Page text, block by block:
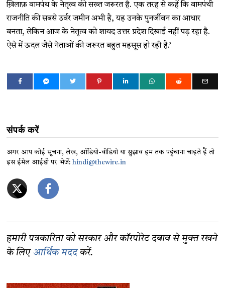
ख़िलाफ़ वामपंथ के नेतृत्व की सख्त जरूरत है. एक तरह से कहें कि वामपंथी
राजनीति की सबसे उर्वर जमीन अभी है, यह उनके पुनर्जीवन का आधार
बनता, लेकिन आज के नेतृत्व को शायद उत्तर प्रदेश दिखाई नहीं पड़ रहा है.
ऐसे में ऊदल जैसे नेताओं की जरूरत बहुत महसूस हो रही है.’
संपर्क करें
अगर आप कोई सूचना, लेख, ऑडियो-वीडियो या सुझाव हम तक पहुंचाना चाहते हैं तो
इस ईमेल आईडी पर भेजें:hindi@thewire.in
हमारी पत्रकारिता को सरकार और कॉरपोरेट दबाव से मुक्त रखने
के लिए आर्थिक मददकरें.